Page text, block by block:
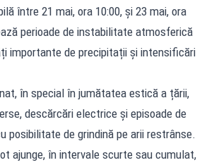
între 21 mai, ora 10:00, și 23 mai, ora
perioade de instabilitate atmosferică
importante de precipitații și intensificări
în special în jumătatea estică a țării,
descărcări electrice și episoade de
posibilitate de grindină pe arii restrânse.
ajunge, în intervale scurte sau cumulat,